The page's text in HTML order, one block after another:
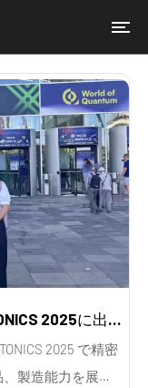
ECOPTIKがLaser World of PHOTONICS 2025に出展
2025 で精密
製造能力を展示